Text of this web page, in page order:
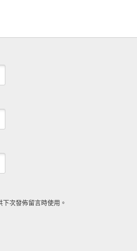
次發佈留言時使用。